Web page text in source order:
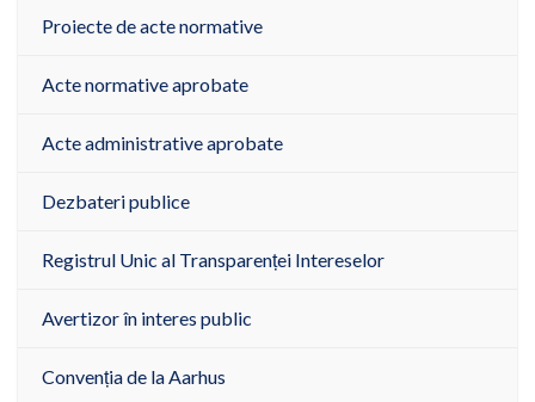
Proiecte de acte normative
Acte normative aprobate
Acte administrative aprobate
Dezbateri publice
Registrul Unic al Transparenței Intereselor
Avertizor în interes public
Convenția de la Aarhus